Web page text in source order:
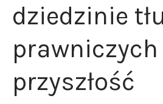
dziedzinie
prawniczych
przyszłość